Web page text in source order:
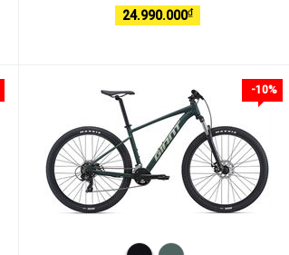
24.990.000₫
-10%